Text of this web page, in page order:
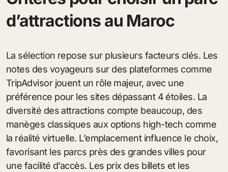
d’attractions au Maroc
La sélection repose sur plusieurs facteurs clés. Les
notes des voyageurs sur des plateformes comme
TripAdvisor jouent un rôle majeur, avec une
préférence pour les sites dépassant 4 étoiles. La
diversité des attractions compte beaucoup, des
manèges classiques aux options high-tech comme
la réalité virtuelle. L’emplacement influence le choix,
favorisant les parcs près des grandes villes pour
une facilité d’accès. Les prix des billets et les